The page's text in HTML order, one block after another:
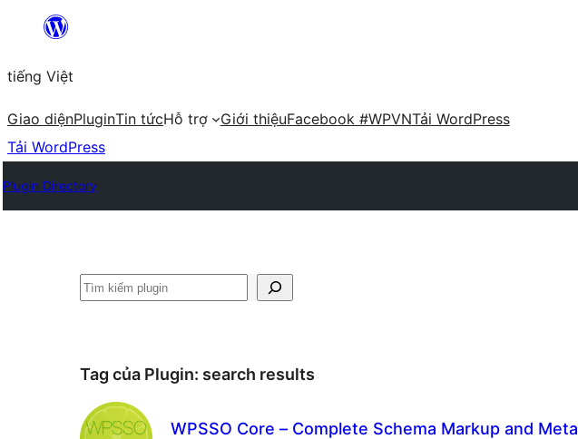
Chuyển
phần
nội
dung
tiếng Việt
Giao diệnPluginTin tứcHỗ trợ Giới thiệuFacebook #WPVNTải WordPress
Tải WordPress
Plugin Directory
Tìm
Tag của Plugin: search results
WPSSO Core – Complete Schema Markup and Meta